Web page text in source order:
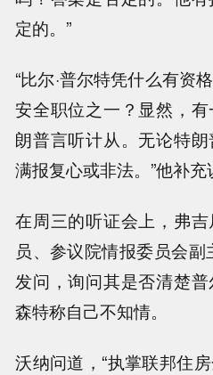
定的。”
“比尔·普尔特凭什么有资
安全职位之一？显然，
朗普言听计从。无论特
满报复心或非法。”他补充
在周三的听证会上，弗
员、参议院情报委员会
发问，询问其是否清楚
森特称自己不知情。
沃纳问道，“执掌联邦住